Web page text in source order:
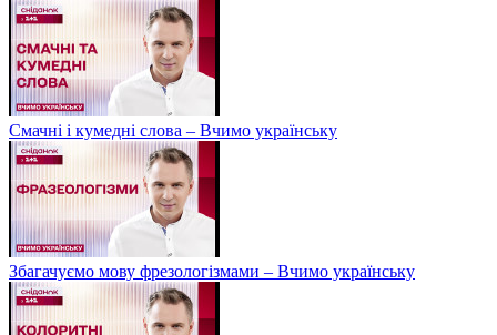
Смачні і кумедні слова – Вчимо українську
Збагачуємо мову фрезологізмами – Вчимо українську